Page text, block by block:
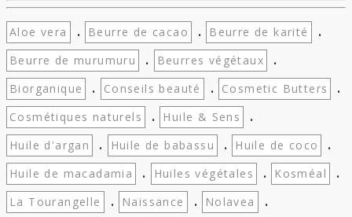
Aloe vera . Beurre de cacao . Beurre de karité .
Beurre de murumuru . Beurres végétaux .
Biorganique . Conseils beauté . Cosmetic Butters .
Cosmétiques naturels . Huile & Sens .
Huile d'argan . Huile de babassu . Huile de coco .
Huile de macadamia . Huiles végétales . Kosméal .
La Tourangelle . Naissance . Nolavea .